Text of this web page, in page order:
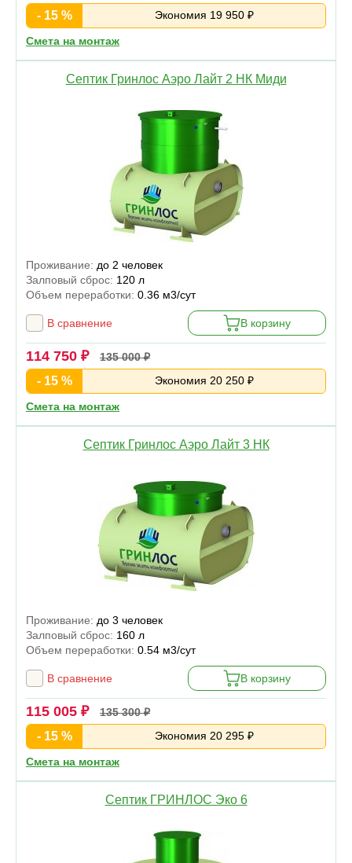
- 15 % Экономия 19 950 ₽
Смета на монтаж
Септик Гринлос Аэро Лайт 2 НК Миди
Проживание: до 2 человек
Залповый сброс: 120 л
Объем переработки: 0.36 м3/сут
В сравнение В корзину
114 750 ₽ 135 000 ₽
- 15 % Экономия 20 250 ₽
Смета на монтаж
Септик Гринлос Аэро Лайт 3 НК
Проживание: до 3 человек
Залповый сброс: 160 л
Объем переработки: 0.54 м3/сут
В сравнение В корзину
115 005 ₽ 135 300 ₽
- 15 % Экономия 20 295 ₽
Смета на монтаж
Септик ГРИНЛОС Эко 6